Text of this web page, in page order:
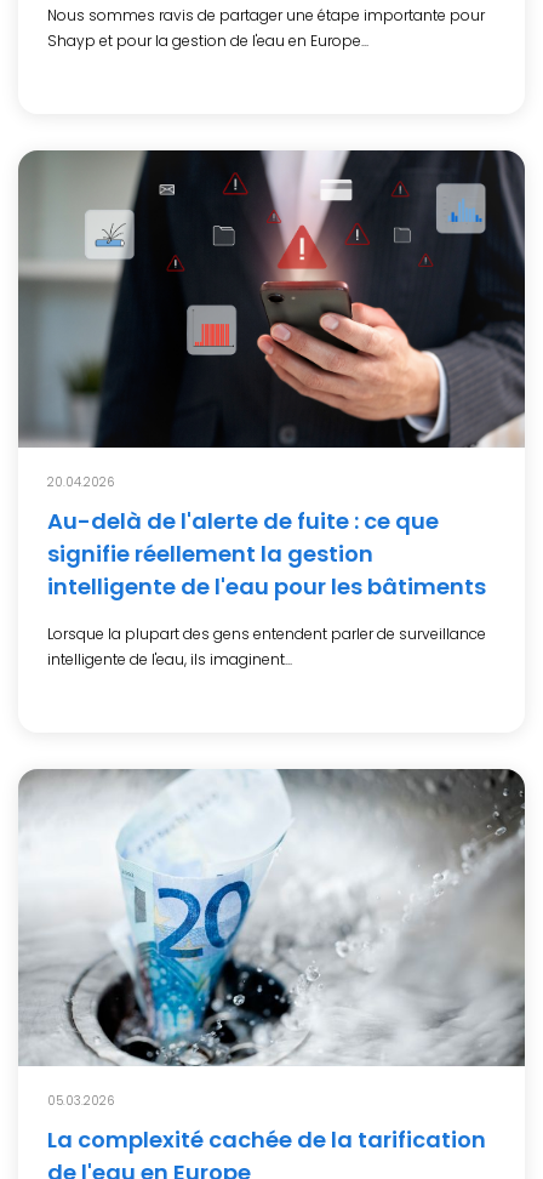
Nous sommes ravis de partager une étape importante pour
Shayp et pour la gestion de l'eau en Europe...
20.04.2026
Au-delà de l'alerte de fuite : ce que
signifie réellement la gestion
intelligente de l'eau pour les bâtiments
Lorsque la plupart des gens entendent parler de surveillance
intelligente de l'eau, ils imaginent...
05.03.2026
La complexité cachée de la tarification
de l'eau en Europe